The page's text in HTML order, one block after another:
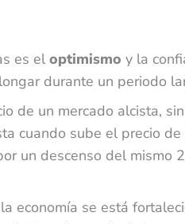
es el optimismo y la
durante un periodo
de un mercado alcista,
cuando sube el precio
un descenso del mismo
economía se está